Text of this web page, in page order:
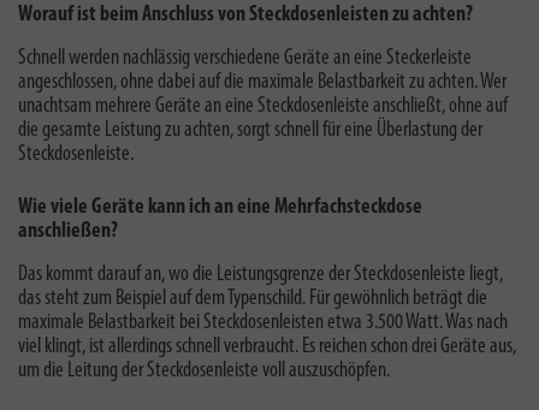
Worauf ist beim Anschluss von Steckdosenleisten zu achten?
Schnell werden nachlässig verschiedene Geräte an eine Steckerleiste
angeschlossen, ohne dabei auf die maximale Belastbarkeit zu achten. Wer
unachtsam mehrere Geräte an eine Steckdosenleiste anschließt, ohne auf
die gesamte Leistung zu achten, sorgt schnell für eine Überlastung der
Steckdosenleiste.
Wie viele Geräte kann ich an eine Mehrfachsteckdose
anschließen?
Das kommt darauf an, wo die Leistungsgrenze der Steckdosenleiste liegt,
das steht zum Beispiel auf dem Typenschild. Für gewöhnlich beträgt die
maximale Belastbarkeit bei Steckdosenleisten etwa 3.500 Watt. Was nach
viel klingt, ist allerdings schnell verbraucht. Es reichen schon drei Geräte aus,
um die Leitung der Steckdosenleiste voll auszuschöpfen.